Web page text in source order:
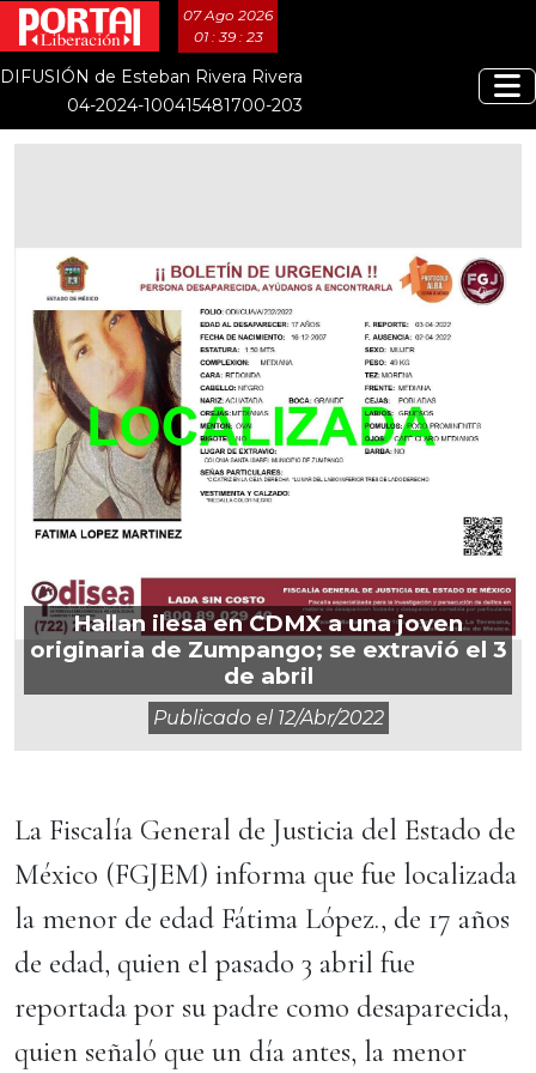
07 Ago 2026
01 : 39 : 23
DIFUSIÓN de Esteban Rivera Rivera
04-2024-100415481700-203
Hallan ilesa en CDMX a una joven
originaria de Zumpango; se extravió el 3
de abril
Publicado el 12/abr/2022
La Fiscalía General de Justicia del Estado de
México (FGJEM) informa que fue localizada
la menor de edad Fátima López., de 17 años
de edad, quien el pasado 3 abril fue
reportada por su padre como desaparecida,
quien señaló que un día antes, la menor